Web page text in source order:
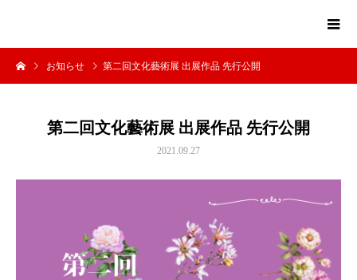
お知らせ 第二回文化藝術展 出展作品 先行公開
第二回文化藝術展 出展作品 先行公開
2021.09.27